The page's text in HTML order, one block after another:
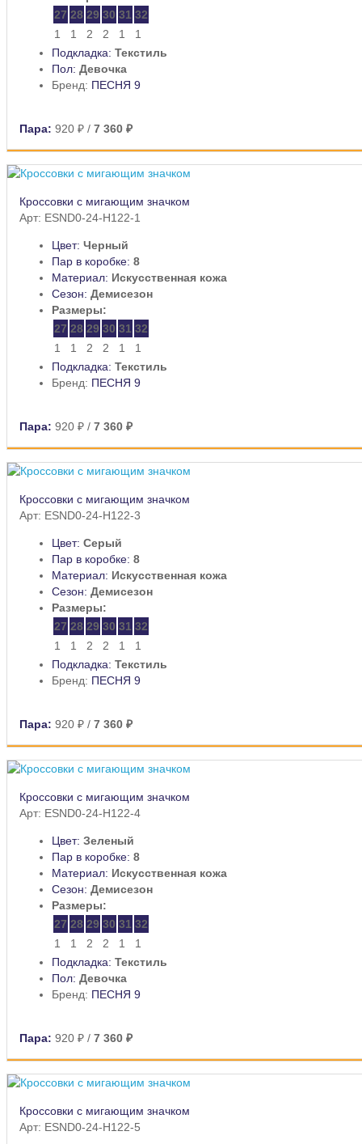
27 28 29 30 31 32
1
1 2 2 1
1
Подкладка: Текстиль
Пол: Девочка
Бренд: ПЕСНЯ 9
Пара: 920 ₽ / 7 360 ₽
Кроссовки с мигающим значком
Арт: ESND0-24-H122-1
Цвет: Черный
Пар в коробке: 8
Материал: Искусственная кожа
Сезон: Демисезон
Размеры:
27 28 29 30 31 32
1
1 2 2 1
1
Подкладка: Текстиль
Бренд: ПЕСНЯ 9
Пара: 920 ₽ / 7 360 ₽
Кроссовки с мигающим значком
Арт: ESND0-24-H122-3
Цвет: Серый
Пар в коробке: 8
Материал: Искусственная кожа
Сезон: Демисезон
Размеры:
27 28 29 30 31 32
1
1 2 2 1
1
Подкладка: Текстиль
Бренд: ПЕСНЯ 9
Пара: 920 ₽ / 7 360 ₽
Кроссовки с мигающим значком
Арт: ESND0-24-H122-4
Цвет: Зеленый
Пар в коробке: 8
Материал: Искусственная кожа
Сезон: Демисезон
Размеры:
27 28 29 30 31 32
1
1 2 2 1
1
Подкладка: Текстиль
Пол: Девочка
Бренд: ПЕСНЯ 9
Пара: 920 ₽ / 7 360 ₽
Кроссовки с мигающим значком
Арт: ESND0-24-H122-5